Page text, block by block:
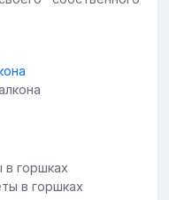
в горшках